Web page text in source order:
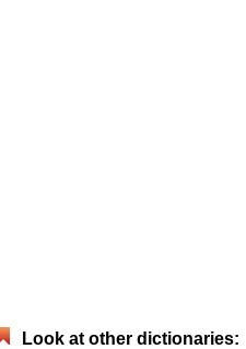
Look at other dictionaries: